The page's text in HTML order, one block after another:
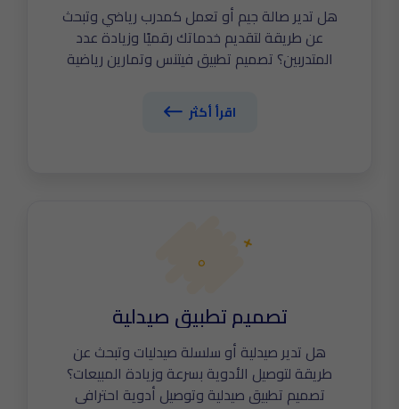
هل تدير صالة جيم أو تعمل كمدرب رياضي وتبحث
عن طريقة لتقديم خدماتك رقميًا وزيادة عدد
المتدربين؟ تصميم تطبيق فيتنس وتمارين رياضية
متابعة التقدم، وتكامل مع الساعات الذكية. في
The Tailors نطور تطبيقات لياقة بدنية متطورة
اقرأ أكثر
تصميم تطبيق صيدلية
هل تدير صيدلية أو سلسلة صيدليات وتبحث عن
طريقة لتوصيل الأدوية بسرعة وزيادة المبيعات؟
تصميم تطبيق صيدلية وتوصيل أدوية احترافي